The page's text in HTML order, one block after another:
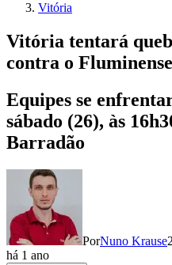
Vitória
Vitória tentará
contra o
Equipes se
sábado (26), às
Barradão
PorNuno Krause
há 1 ano